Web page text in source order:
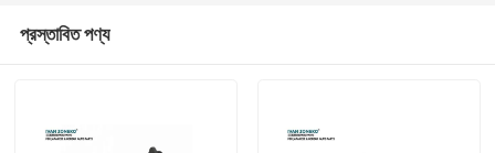
প্রস্তাবিত পণ্য